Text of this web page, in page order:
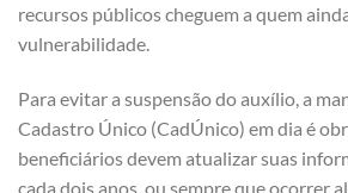
recursos públicos cheguem a quem
vulnerabilidade.
Para evitar a suspensão do auxílio, a
Cadastro Único (CadÚnico) em dia é
beneficiários devem atualizar suas
cada dois anos, ou sempre que ocorrer